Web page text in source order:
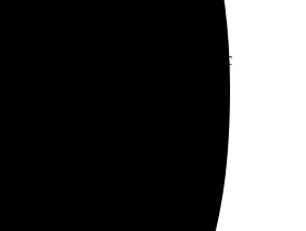
доставили быстро. Процесс